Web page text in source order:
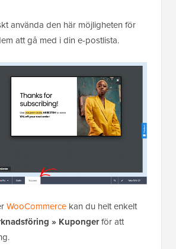
använda den här möjligheten för
att gå med i din e-postlista.
WooCommerce kan du helt enkelt
» Kupongerför att